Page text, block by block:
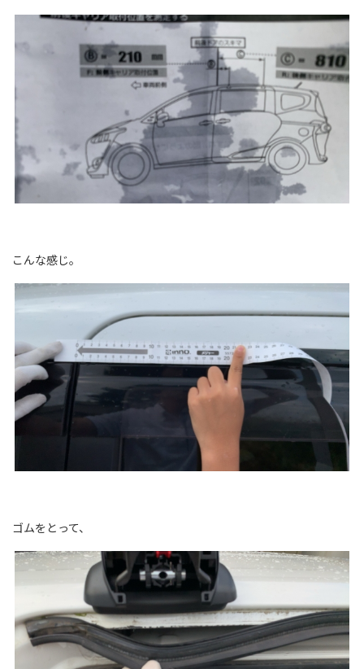
こんな感じ。
ゴムをとって、